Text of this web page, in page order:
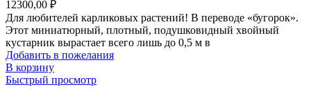
12300,00 ₽
Для любителей карликовых растений! В переводе «бугорок».
Этот миниатюрный, плотный, подушковидный хвойный
кустарник вырастает всего лишь до 0,5 м в
Добавить в пожелания
В корзину
Быстрый просмотр